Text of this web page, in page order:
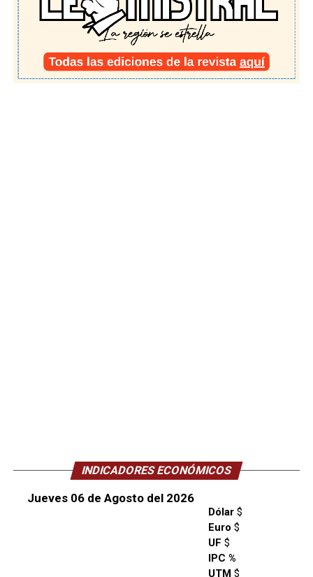
INDICADORES ECONÓMICOS
Jueves 06 de Agosto del 2026
Dólar$
Euro $
UF $
IPC %
UTM $